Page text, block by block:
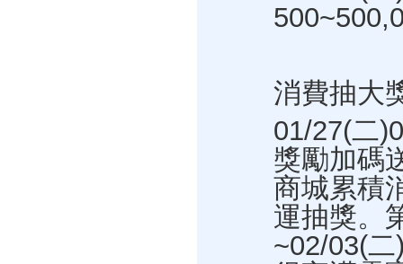
消費抽大
01/27(二
獎勵加碼
商城累積
運抽獎。
~02/03(